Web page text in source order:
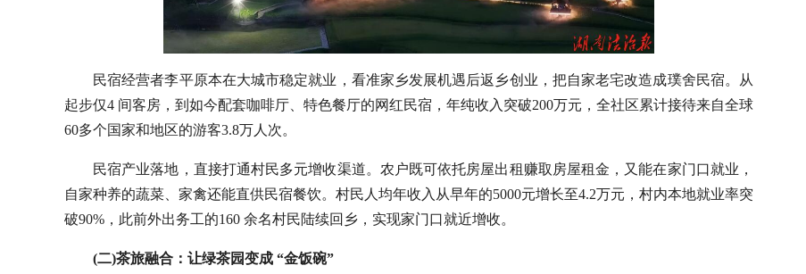
民宿经营者李平原本在大城市稳定就业，看准家乡发展机遇后返乡创业，把自家老宅改造成璞舍民宿。从
起步仅4 间客房，到如今配套咖啡厅、特色餐厅的网红民宿，年纯收入突破200万元，全社区累计接待来自全球
60多个国家和地区的游客3.8万人次。
民宿产业落地，直接打通村民多元增收渠道。农户既可依托房屋出租赚取房屋租金，又能在家门口就业，
自家种养的蔬菜、家禽还能直供民宿餐饮。村民人均年收入从早年的5000元增长至4.2万元，村内本地就业率突
破90%，此前外出务工的160 余名村民陆续回乡，实现家门口就近增收。
(二)茶旅融合：让绿茶园变成 “金饭碗”